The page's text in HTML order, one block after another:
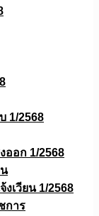
1/2568
ออก 1/2568
งเวียน 1/2568
การ